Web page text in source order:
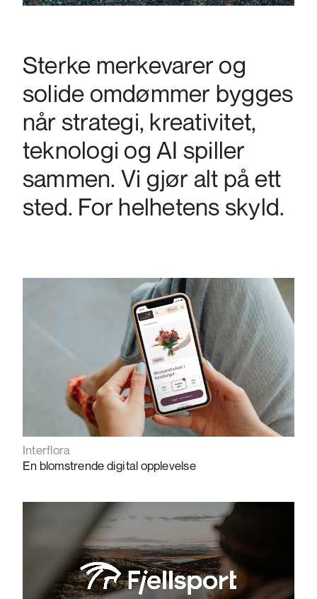
Sterke merkevarer og
solide omdømmer bygges
når strategi, kreativitet,
teknologi og AI spiller
sammen. Vi gjør alt på ett
sted. For helhetens skyld.
Interflora
En blomstrende digital opplevelse